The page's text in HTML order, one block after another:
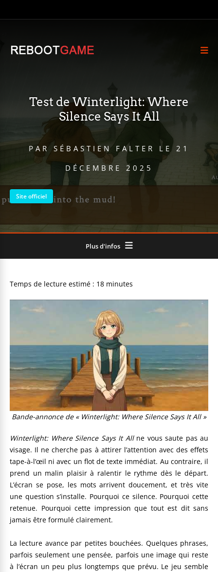
Test de Winterlight: Where
Silence Says It All
PAR SÉBASTIEN FALTER LE 21
DÉCEMBRE 2025
Site officiel
Plus d'infos
Bande-annonce de « Winterlight: Where Silence Says It All »
Winterlight: Where Silence Says It Allne vous saute pas au
visage. Il ne cherche pas à attirer l’attention avec des effets
tape-à-l’œil ni avec un flot de texte immédiat. Au contraire, il
prend un malin plaisir à ralentir le rythme dès le départ.
L’écran se pose, les mots arrivent doucement, et très vite
une question s’installe. Pourquoi ce silence. Pourquoi cette
retenue. Pourquoi cette impression que tout est dit sans
jamais être formulé clairement.
La lecture avance par petites bouchées. Quelques phrases,
parfois seulement une pensée, parfois une image qui reste
à l’écran un peu plus longtemps que prévu. Le jeu semble